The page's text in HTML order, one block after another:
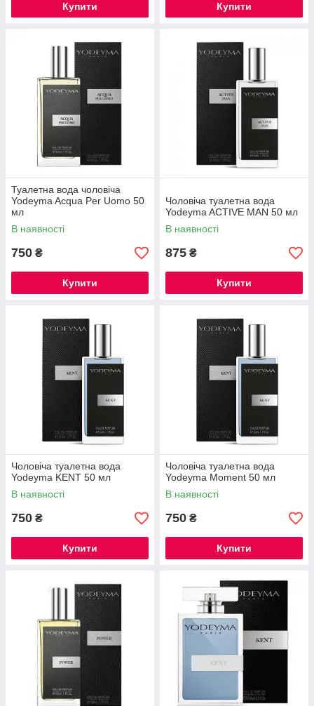
Купити Купити
Туалетна вода чоловіча
Yodeyma Acqua Per Uomo 50
мл
В наявності
750 ₴
Купити
Чоловіча туалетна вода
Yodeyma ACTIVE MAN 50 мл
В наявності
875 ₴
Купити
Чоловіча туалетна вода
Yodeyma KENT 50 мл
В наявності
750 ₴
Купити
Чоловіча туалетна вода
Yodeyma Moment 50 мл
В наявності
750 ₴
Купити